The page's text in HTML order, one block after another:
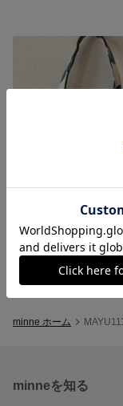
展示中
minne ホーム
minneを知る